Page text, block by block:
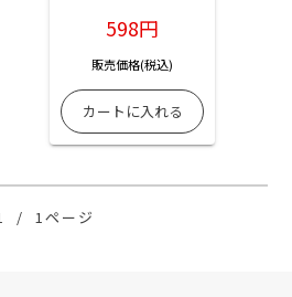
598円
販売価格(税込)
/ 1ページ